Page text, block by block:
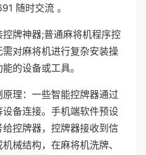
随时交流 。
牌神器;普通麻将机程序控
对麻将机进行复杂安装操
的设备或工具。
理：一些智能控牌器通过
备连接。手机端软件预设
控牌器，控牌器接收到信
械结构，在麻将机洗牌、